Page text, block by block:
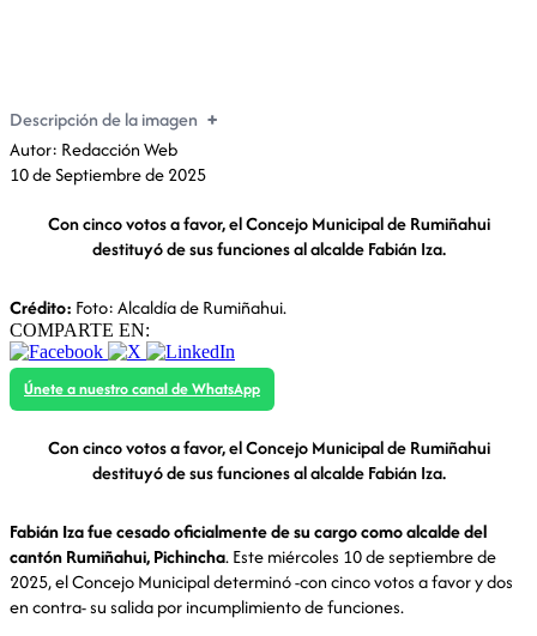
Descripción de la imagen
Autor: Redacción Web
10 de Septiembre de 2025
Con cinco votos a favor, el Concejo Municipal de Rumiñahui
destituyó de sus funciones al alcalde Fabián Iza.
Crédito: Foto: Alcaldía de Rumiñahui.
COMPARTE EN:
Únete a nuestro canal de WhatsApp
Con cinco votos a favor, el Concejo Municipal de Rumiñahui
destituyó de sus funciones al alcalde Fabián Iza.
Fabián Iza fue cesado oficialmente de su cargo como alcalde del
cantón Rumiñahui, Pichincha. Este miércoles 10 de septiembre de
2025, el Concejo Municipal determinó -con cinco votos a favor y dos
en contra- su salida por incumplimiento de funciones.